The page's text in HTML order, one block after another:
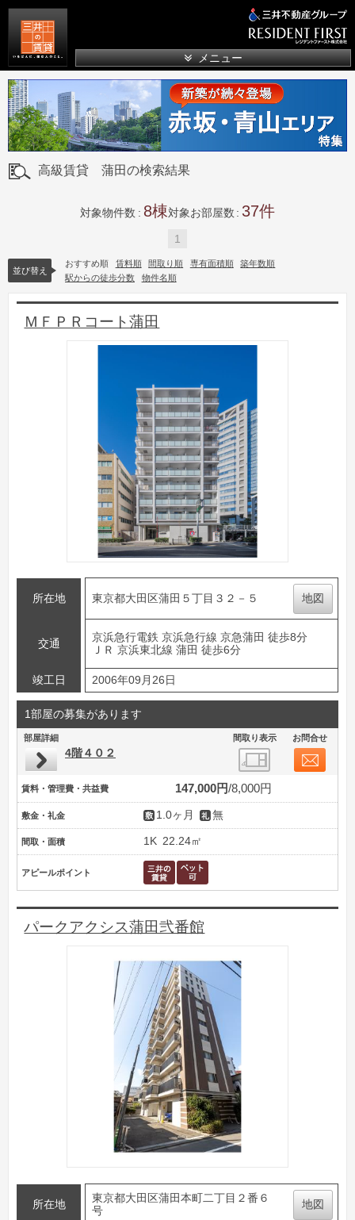
メニュー
高級賃貸 蒲田の検索結果
対象物件数 8 対象お部屋数 37
1
並び替え
おすすめ順 賃料順 間取り順 専有面積順
築年数順
駅からの徒歩分数
物件名順
ＭＦＰＲコート蒲田
所在地 東京都大田区蒲田５丁目３２－５ 地図
交通
京浜急行電鉄 京浜急行線 京急蒲田 徒歩8分
ＪＲ 京浜東北線 蒲田 徒歩6分
竣工日 2006年09月26日
1部屋の募集があります
部屋詳細 間取り表示 お問合せ
4階４０２
賃料・管理費・共益費 147,000円 8,000円
敷金・礼金 1.0ヶ月 無
間取・面積 1K 22.24㎡
アピールポイント
パークアクシス蒲田弐番館
所在地
東京都大田区蒲田本町二丁目２番６
号
地図